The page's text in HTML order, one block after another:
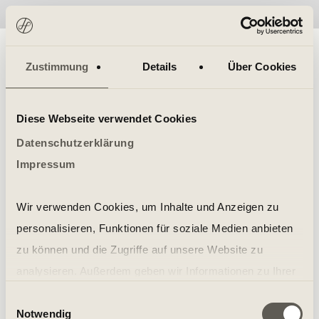
Zustimmung Details Über Cookies
Diese Webseite verwendet Cookies
Datenschutzerklärung
Impressum
Wir verwenden Cookies, um Inhalte und Anzeigen zu
personalisieren, Funktionen für soziale Medien anbieten
zu können und die Zugriffe auf unsere Website zu
soziale Medien, Werbung und Analysen weiter. Unsere
Notwendig